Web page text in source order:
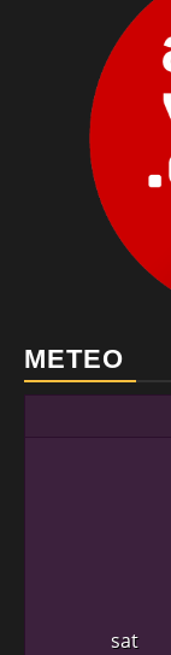
METEO
sat